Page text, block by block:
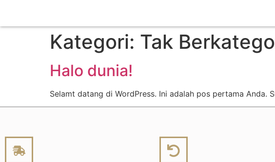
Kategori: Tak
Halo dunia!
Selamt datang di WordPress. Ini adalah pos pertama Anda.